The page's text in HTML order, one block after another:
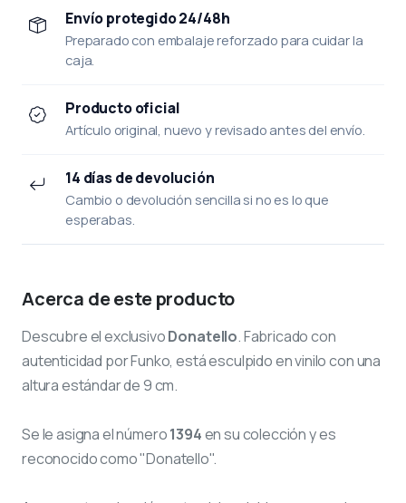
Envío protegido 24/48h
Preparado con embalaje reforzado para cuidar la
caja.
Producto oficial
Artículo original, nuevo y revisado antes del envío.
14 días de devolución
Cambio o devolución sencilla si no es lo que
esperabas.
Acerca de este producto
Descubre el exclusivoDonatello. Fabricado con
autenticidad por Funko, está esculpido en vinilo con una
altura estándar de 9 cm.
Se le asigna el número1394en su colección y es
reconocido como "Donatello".